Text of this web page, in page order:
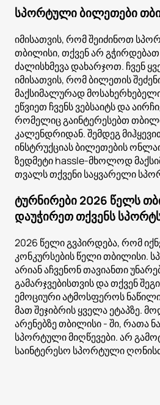
სპორტული ბილეთები
იმისათვის, რომ შეიძინოთ
თბილისი, თქვენ არ
ძალისხმევა დახარჯოთ. ჩვენ
იმისათვის, რომ ბილეთის
მაქსიმალურად
ეწვიეთ ჩვენს ვებსაიტს და
რომელიც გაინტერესებთ
კალენდრიდან. შემდეგ
ინსტრუქციას ბილეთების
ზედმეტი hassle-მხოლოდ
თვალს თქვენი საყვარელი
ტურნირები 2026 წელს
დაუჭირეთ თქვენს
2026 წელი გვპირდება, რომ
კონკურსების წელი თბილისი.
არიან აჩვენონ თავიანთი
გამარჯვებისთვის და თქვენ
ემოციური ატმოსფეროს
მათ შეჯიბრის ყველა ეტაპზე.
არენებზე თბილისი - ში, რათა
სპორტული მიღწევები. არ
საინტერესო სპორტული